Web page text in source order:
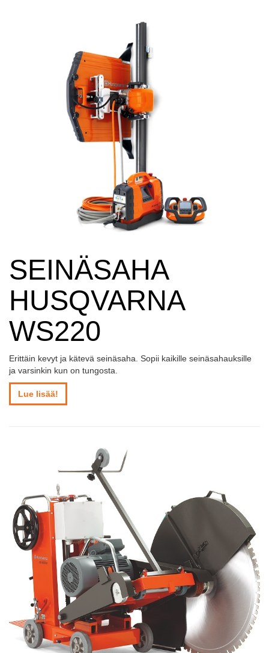
SEINÄSAHA
HUSQVARNA
WS220
Erittäin kevyt ja kätevä seinäsaha. Sopii kaikille seinäsahauksille
ja varsinkin kun on tungosta.
Lue lisää!